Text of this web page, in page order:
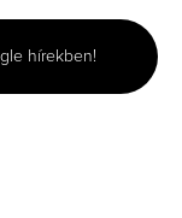
hírekben!